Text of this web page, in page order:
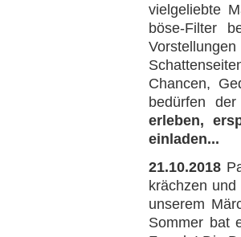
vielgeliebte
böse-Filter
Chancen,
bedürfen
erleben,
einladen...
21.10.2018
krächzen
unserem
Sommer bat